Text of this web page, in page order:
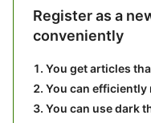
Register as a
conveniently
You get articles
You can
You can use dark